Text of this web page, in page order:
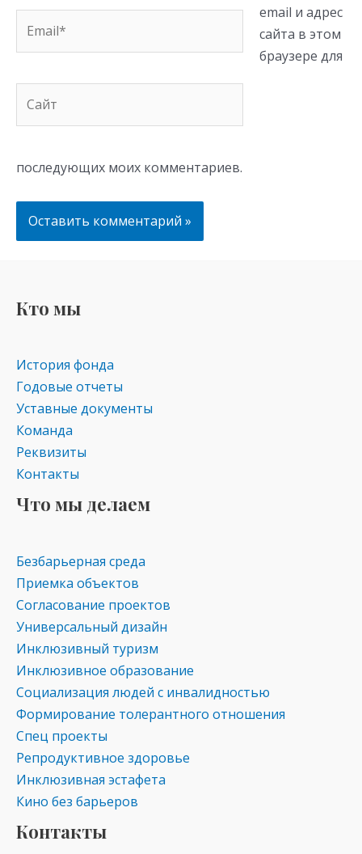
email и адрес
сайта в этом
браузере для
последующих моих комментариев.
Кто мы
История фонда
Годовые отчеты
Уставные документы
Команда
Реквизиты
Контакты
Что мы делаем
Безбарьерная среда
Приемка объектов
Согласование проектов
Универсальный дизайн
Инклюзивный туризм
Инклюзивное образование
Социализация людей с инвалидностью
Формирование толерантного отношения
Спец проекты
Репродуктивное здоровье
Инклюзивная эстафета
Кино без барьеров
Контакты